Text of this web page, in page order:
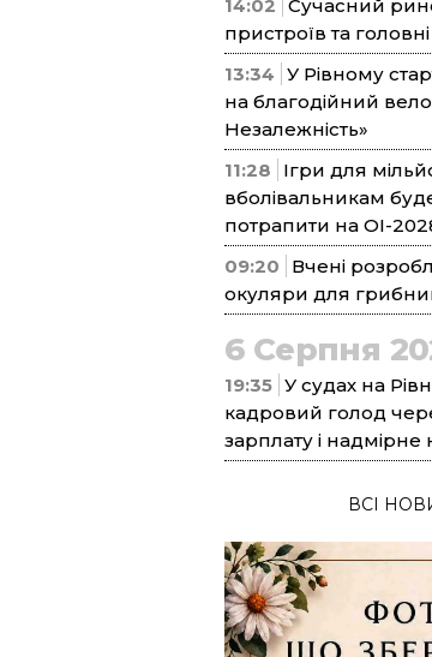
14:02 Сучасний
пристроїв та
13:34 У Рівному
на благодійний
Незалежність»
11:28
Ігри для
вболівальникам
потрапити на ОІ-
09:20
Вчені
окуляри для
6 Серпня
19:35 У судах на
кадровий голод
зарплату і
ВСІ